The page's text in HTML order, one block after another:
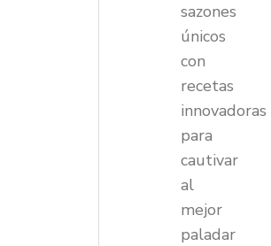
sazones
únicos
con
recetas
innovadoras
para
cautivar
al
mejor
paladar